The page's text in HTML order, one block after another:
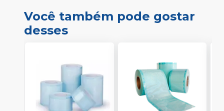
Você também pode gostar
desses